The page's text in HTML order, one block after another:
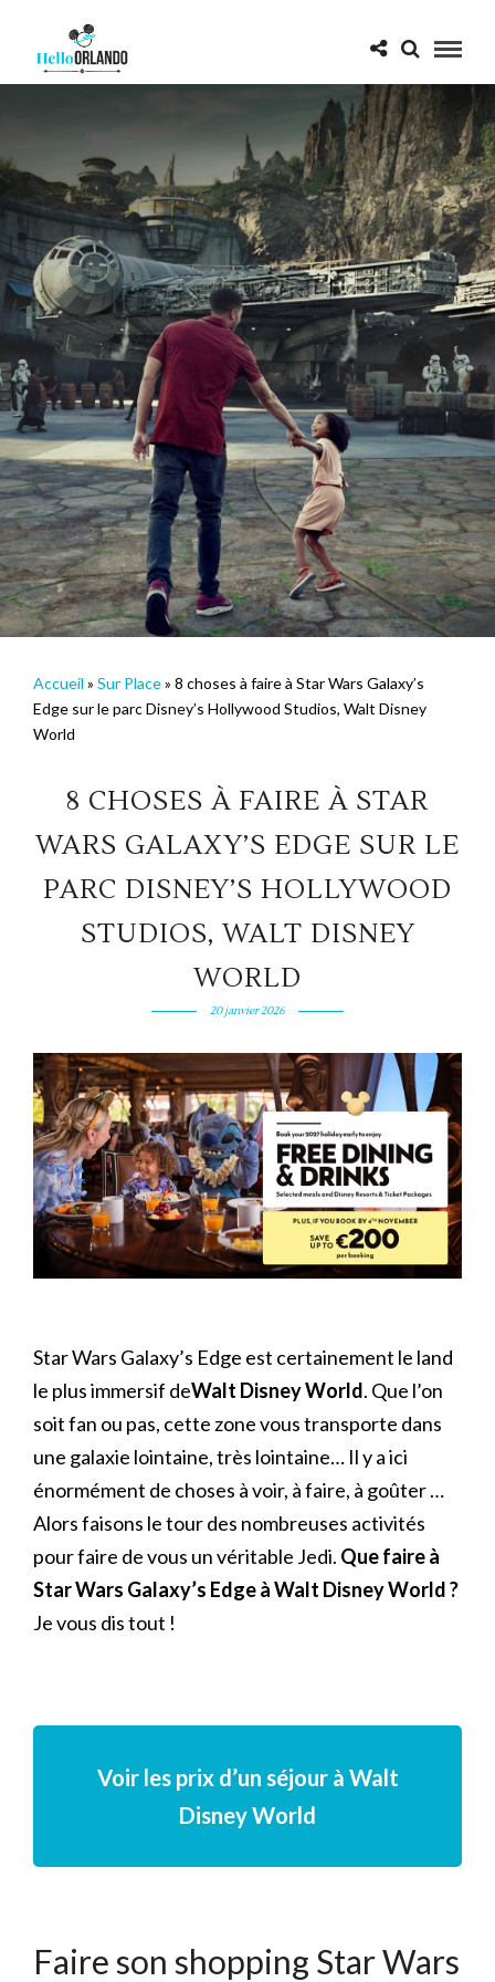
Accueil » Sur Place» 8 choses à faire à Star Wars Galaxy’s
Edge sur le parc Disney’s Hollywood Studios, Walt Disney
World
8 CHOSES À FAIRE À STAR
WARS GALAXY’S EDGE SUR LE
PARC DISNEY’S HOLLYWOOD
STUDIOS, WALT DISNEY
WORLD
20 janvier 2026
Star Wars Galaxy’s Edge est certainement le land
le plus immersif deWalt Disney World. Que l’on
soit fan ou pas, cette zone vous transporte dans
une galaxie lointaine, très lointaine… Il y a ici
énormément de choses à voir, à faire, à goûter …
Alors faisons le tour des nombreuses activités
pour faire de vous un véritable Jedi. Que faire à
Star Wars Galaxy’s Edge à Walt Disney World ?
Je vous dis tout !
Voir les prix d’un séjour à Walt
Disney World
Faire son shopping Star Wars